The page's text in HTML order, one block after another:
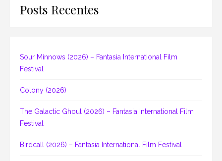
Posts Recentes
Sour Minnows (2026) – Fantasia International Film
Festival
Colony (2026)
The Galactic Ghoul (2026) – Fantasia International Film
Festival
Birdcall (2026) – Fantasia International Film Festival